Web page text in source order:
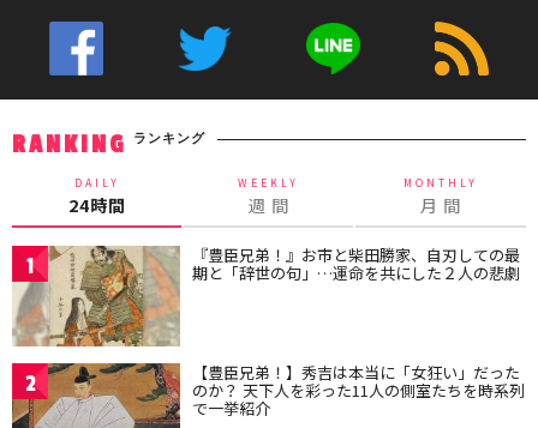
RANKING ランキング
DAILY
24時間
WEEKLY
週 間
MONTHLY
月 間
1 『豊臣兄弟！』お市と柴田勝家、自刃しての最
期と「辞世の句」…運命を共にした２人の悲劇
2 【豊臣兄弟！】秀吉は本当に「女狂い」だった
のか？ 天下人を彩った11人の側室たちを時系列
で一挙紹介